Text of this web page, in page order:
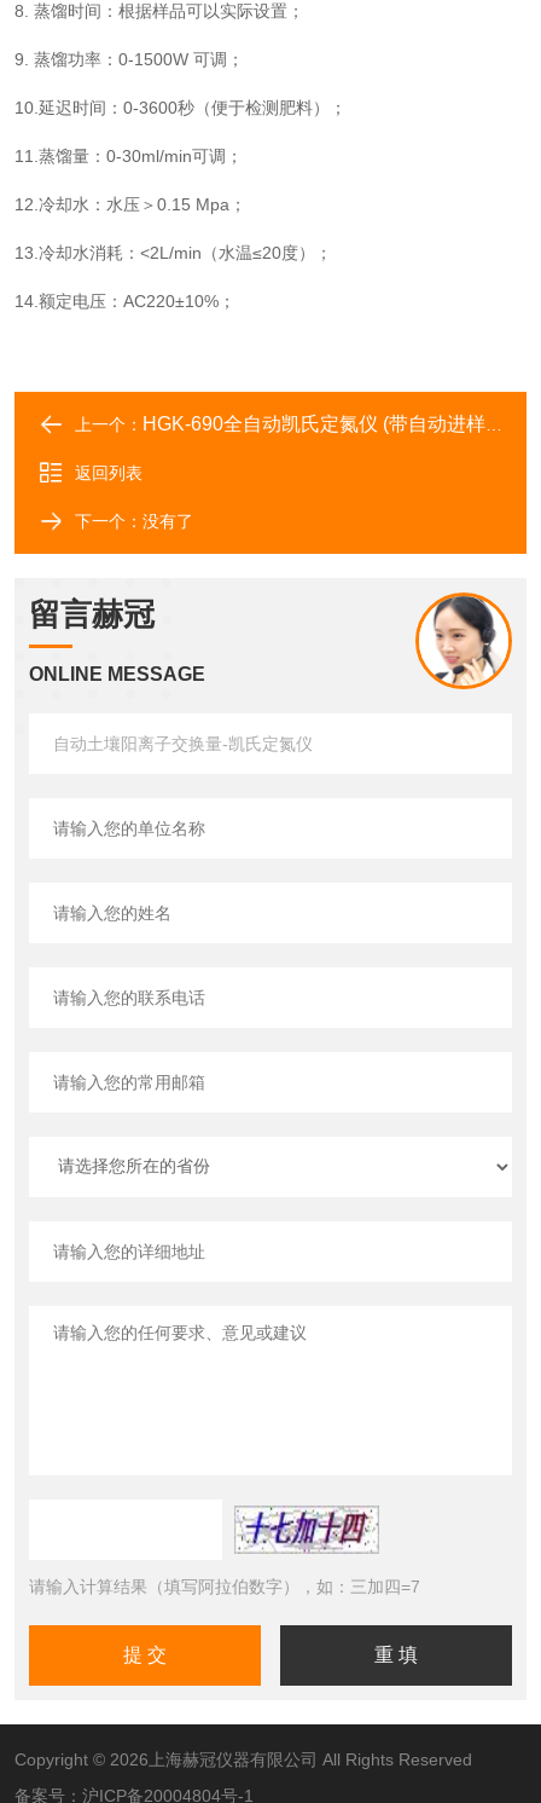
8. 蒸馏时间：根据样品可以实际设置；
9. 蒸馏功率：0-1500W 可调；
10.延迟时间：0-3600秒（便于检测肥料）；
11.蒸馏量：0-30ml/min可调；
12.冷却水：水压＞0.15 Mpa；
13.冷却水消耗：<2L/min（水温≤20度）；
14.额定电压：AC220±10%；
上一个： HGK-690全自动凯氏定氮仪 (带自动进样器25位)
返回列表
下一个：没有了
留言赫冠
ONLINE MESSAGE
请输入计算结果（填写阿拉伯数字），如：三加四=7
Copyright © 2026上海赫冠仪器有限公司 All Rights Reserved
备案号： 沪ICP备20004804号-1